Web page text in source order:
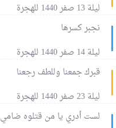
ليلة 13 صفر 1440 للهجرة
نجبر كسرها
ليلة 14 صفر 1440 للهجرة
قبرك جمعنا وللطف رجعنا
ليلة 23 صفر 1440 للهجرة
لست أدري يا من قتلوه ضامي